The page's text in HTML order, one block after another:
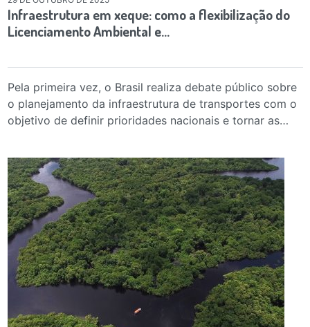
Infraestrutura em xeque: como a flexibilização do
Licenciamento Ambiental e…
Pela primeira vez, o Brasil realiza debate público sobre
o planejamento da infraestrutura de transportes com o
objetivo de definir prioridades nacionais e tornar as…